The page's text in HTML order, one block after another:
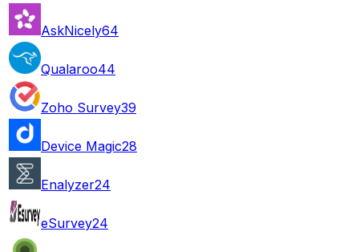
AskNicely64
Qualaroo44
Zoho Survey39
Device Magic28
Enalyzer24
eSurvey24